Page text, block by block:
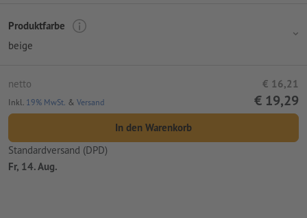
Produktfarbe
beige
netto € 16,21
Inkl. 19% MwSt. & Versand € 19,29
In den Warenkorb
Standardversand (DPD)
Fr, 14. Aug.